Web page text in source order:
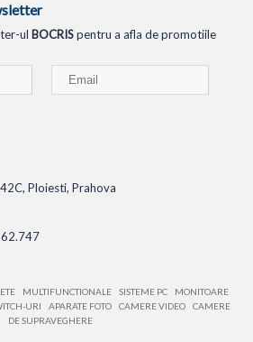
ul BOCRISpentru a afla de promotiile
Ploiesti, Prahova
MULTIFUNCTIONALE SISTEME PC
MONITOARE
URI APARATE FOTO CAMERE VIDEO
CAMERE
DE SUPRAVEGHERE